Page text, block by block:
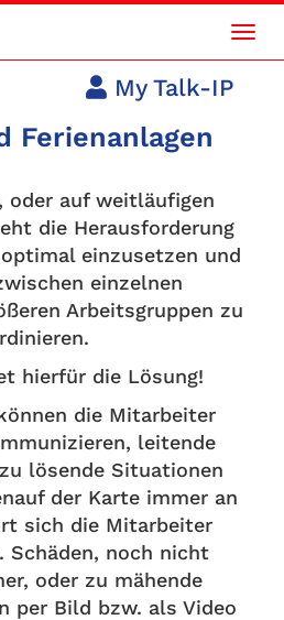
My Talk-IP
Ferienanlagen
oder auf weitläufigen
die Herausforderung
einzusetzen und
einzelnen
Arbeitsgruppen zu
hierfür die Lösung!
die Mitarbeiter
leitende
lösende Situationen
der Karte immer an
sich die Mitarbeiter
Schäden, noch nicht
oder zu mähende
per Bild bzw. als Video